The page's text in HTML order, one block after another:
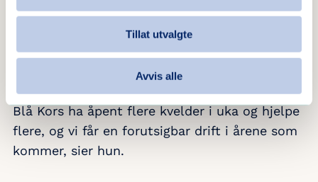
Tillat utvalgte
Avvis alle
– Gjennom en opptrapping av tilskuddet kan
Blå Kors ha åpent flere kvelder i uka og hjelpe
flere, og vi får en forutsigbar drift i årene som
kommer, sier hun.